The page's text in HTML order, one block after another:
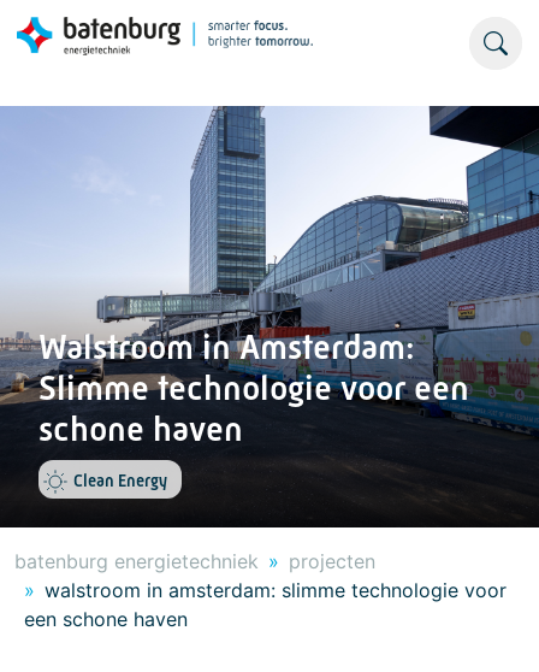
Walstroom in Amsterdam:
Slimme technologie voor een
schone haven
Clean Energy
batenburg energietechniek
projecten
walstroom in amsterdam: slimme technologie voor
een schone haven